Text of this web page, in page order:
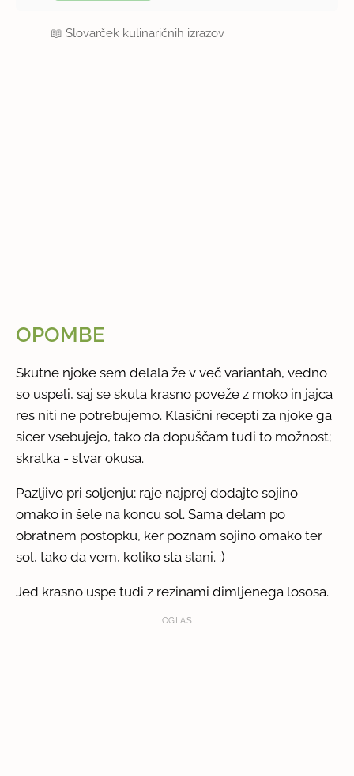
📖Slovarček kulinaričnih izrazov
OPOMBE
Skutne njoke sem delala že v več variantah, vedno
so uspeli, saj se skuta krasno poveže z moko in jajca
res niti ne potrebujemo. Klasični recepti za njoke ga
sicer vsebujejo, tako da dopuščam tudi to možnost;
skratka - stvar okusa.
Pazljivo pri soljenju; raje najprej dodajte sojino
omako in šele na koncu sol. Sama delam po
obratnem postopku, ker poznam sojino omako ter
sol, tako da vem, koliko sta slani. :)
Jed krasno uspe tudi z rezinami dimljenega lososa.
OGLAS